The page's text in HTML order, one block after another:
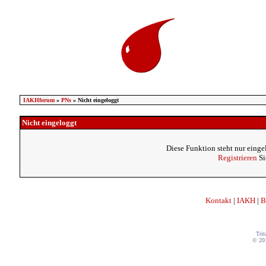
IAKHforum» PNs» Nicht eingeloggt
Nicht eingeloggt
Diese Funktion steht nur
Registrieren
Kontakt | IAKH |
©